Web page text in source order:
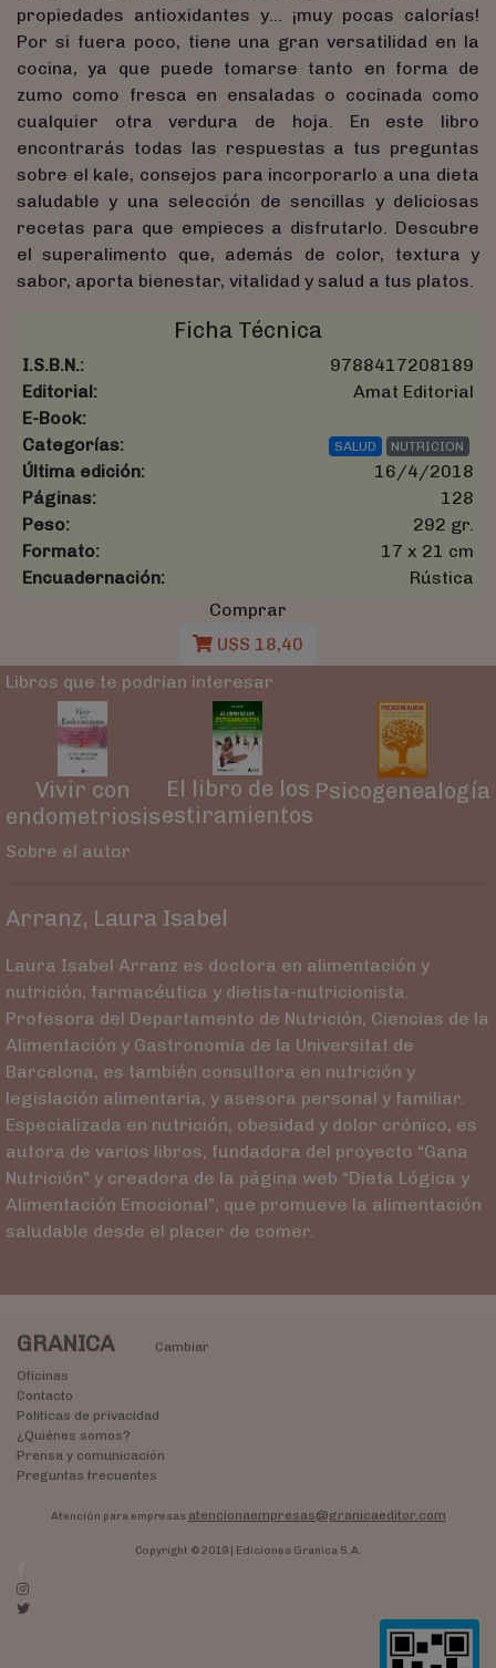
propiedades antioxidantes y… ¡muy pocas calorías!
Por si fuera poco, tiene una gran versatilidad en la
cocina, ya que puede tomarse tanto en forma de
zumo como fresca en ensaladas o cocinada como
cualquier otra verdura de hoja. En este libro
encontrarás todas las respuestas a tus preguntas
sobre el kale, consejos para incorporarlo a una dieta
saludable y una selección de sencillas y deliciosas
recetas para que empieces a disfrutarlo. Descubre
el superalimento que, además de color, textura y
sabor, aporta bienestar, vitalidad y salud a tus platos.
Ficha Técnica
I.S.B.N.:
9788417208189
Editorial:
Amat Editorial
E-Book:
Categorías:
SALUD NUTRICION
Última edición:
16/4/2018
Páginas:
128
Peso:
292 gr.
Formato:
17 x 21 cm
Encuadernación:
Rústica
Comprar
U$S 18,40
Libros que te podrían interesar
Vivir con
endometriosis
El libro de los
estiramientos
Psicogenealogía
Sobre el autor
Arranz, Laura Isabel
Laura Isabel Arranz es doctora en alimentación y
nutrición, farmacéutica y dietista-nutricionista.
Profesora del Departamento de Nutrición, Ciencias de la
Alimentación y Gastronomía de la Universitat de
Barcelona, es también consultora en nutrición y
legislación alimentaria, y asesora personal y familiar.
Especializada en nutrición, obesidad y dolor crónico, es
autora de varios libros, fundadora del proyecto “Gana
Nutrición” y creadora de la página web “Dieta Lógica y
Alimentación Emocional”, que promueve la alimentación
saludable desde el placer de comer.
GRANICA
Cambiar
Oficinas
Contacto
Políticas de privacidad
¿Quiénes somos?
Prensa y comunicación
Preguntas frecuentes
Atención para empresas atencionaempresas@granicaeditor.com
Copyright © 2019 | Ediciones Granica S.A.